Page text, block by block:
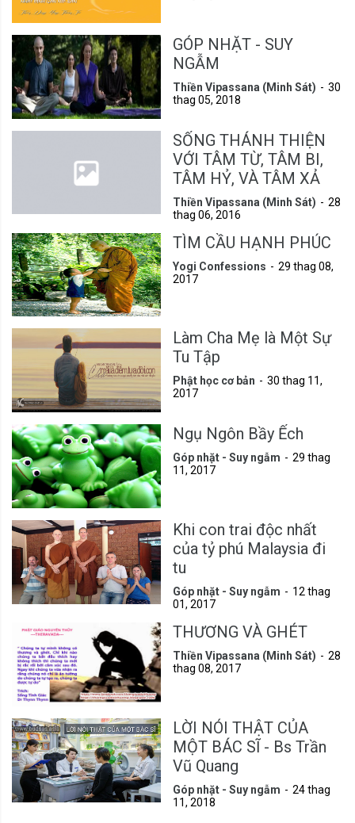
GÓP NHẶT - SUY
NGẪM
Thiền Vipassana (Minh Sát)
30
thag 05, 2018
SỐNG THÁNH THIỆN
VỚI TÂM TỪ, TÂM BI,
TÂM HỶ, VÀ TÂM XẢ
Thiền Vipassana (Minh Sát)
28
thag 06, 2016
TÌM CẦU HẠNH PHÚC
Yogi Confessions
29 thag 08,
2017
Làm Cha Mẹ là Một Sự
Tu Tập
Phật học cơ bản
30 thag 11,
2017
Ngụ Ngôn Bầy Ếch
Góp nhặt - Suy ngẫm
29 thag
11, 2017
Khi con trai độc nhất
của tỷ phú Malaysia đi
tu
Góp nhặt - Suy ngẫm
12 thag
01, 2017
THƯƠNG VÀ GHÉT
Thiền Vipassana (Minh Sát)
28
thag 08, 2017
LỜI NÓI THẬT CỦA
MỘT BÁC SĨ - Bs Trần
Vũ Quang
Góp nhặt - Suy ngẫm
24 thag
11, 2018